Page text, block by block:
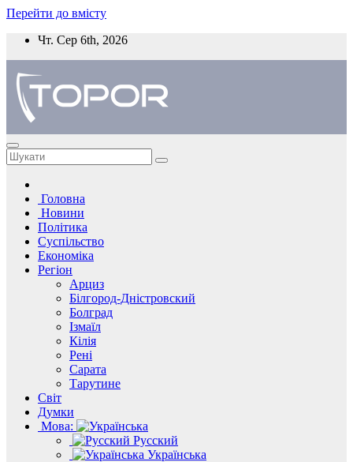
Перейти до вмісту
Чт. Сер 6th, 2026
Головна
Новини
Політика
Суспільство
Економіка
Регіон
Арциз
Білгород-Дністровский
Болград
Ізмаїл
Кілія
Рені
Сарата
Тарутине
Світ
Думки
Мова:
Русский
Українська